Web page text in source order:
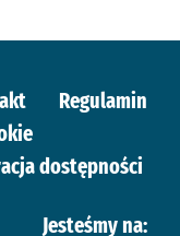
Regulamin
dostępności
Jesteśmy na: